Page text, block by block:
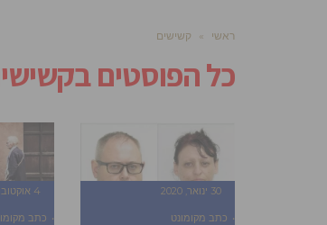
ראשי » קשישים
כל הפוסטים ב
30 ינואר, 2020
כתב מקומונט
4 אוקטובר, 2017
כתב